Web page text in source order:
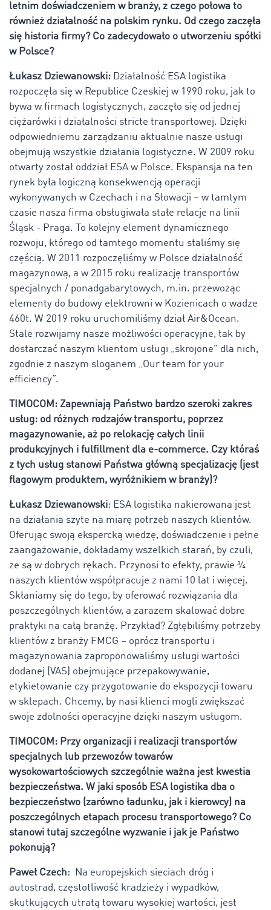
letnim doświadczeniem w branży, z czego połowa to
również działalność na polskim rynku. Od czego zaczęła
się historia firmy? Co zadecydowało o utworzeniu spółki
w Polsce?
Łukasz Dziewanowski: Działalność ESA logistika
rozpoczęła się w Republice Czeskiej w 1990 roku, jak to
bywa w firmach logistycznych, zaczęło się od jednej
ciężarówki i działalności stricte transportowej. Dzięki
odpowiedniemu zarządzaniu aktualnie nasze usługi
obejmują wszystkie działania logistyczne. W 2009 roku
otwarty został oddział ESA w Polsce. Ekspansja na ten
rynek była logiczną konsekwencją operacji
wykonywanych w Czechach i na Słowacji – w tamtym
czasie nasza firma obsługiwała stałe relacje na linii
Śląsk - Praga. To kolejny element dynamicznego
rozwoju, którego od tamtego momentu staliśmy się
częścią. W 2011 rozpoczęliśmy w Polsce działalność
magazynową, a w 2015 roku realizację transportów
specjalnych / ponadgabarytowych, m.in. przewożąc
elementy do budowy elektrowni w Kozienicach o wadze
460t. W 2019 roku uruchomiliśmy dział Air&Ocean.
Stale rozwijamy nasze możliwości operacyjne, tak by
dostarczać naszym klientom usługi „skrojone” dla nich,
zgodnie z naszym sloganem „Our team for your
efficiency”.
TIMOCOM: Zapewniają Państwo bardzo szeroki zakres
usług: od różnych rodzajów transportu, poprzez
magazynowanie, aż po relokację całych linii
produkcyjnych i fulfillment dla e-commerce. Czy któraś
z tych usług stanowi Państwa główną specjalizację (jest
flagowym produktem, wyróżnikiem w branży)?
Łukasz Dziewanowski: ESA logistika nakierowana jest
na działania szyte na miarę potrzeb naszych klientów.
Oferując swoją ekspercką wiedzę, doświadczenie i pełne
zaangażowanie, dokładamy wszelkich starań, by czuli,
że są w dobrych rękach. Przynosi to efekty, prawie ¾
naszych klientów współpracuje z nami 10 lat i więcej.
Skłaniamy się do tego, by oferować rozwiązania dla
poszczególnych klientów, a zarazem skalować dobre
praktyki na całą branżę. Przykład? Zgłębiliśmy potrzeby
klientów z branży FMCG – oprócz transportu i
magazynowania zaproponowaliśmy usługi wartości
dodanej (VAS) obejmujące przepakowywanie,
etykietowanie czy przygotowanie do ekspozycji towaru
w sklepach. Chcemy, by nasi klienci mogli zwiększać
swoje zdolności operacyjne dzięki naszym usługom.
TIMOCOM: Przy organizacji i realizacji transportów
specjalnych lub przewozów towarów
wysokowartościowych szczególnie ważna jest kwestia
bezpieczeństwa. W jaki sposób ESA logistika dba o
bezpieczeństwo (zarówno ładunku, jak i kierowcy) na
poszczególnych etapach procesu transportowego? Co
stanowi tutaj szczególne wyzwanie i jak je Państwo
pokonują?
Paweł Czech: Na europejskich sieciach dróg i
autostrad, częstotliwość kradzieży i wypadków,
skutkujących utratą towaru wysokiej wartości, jest